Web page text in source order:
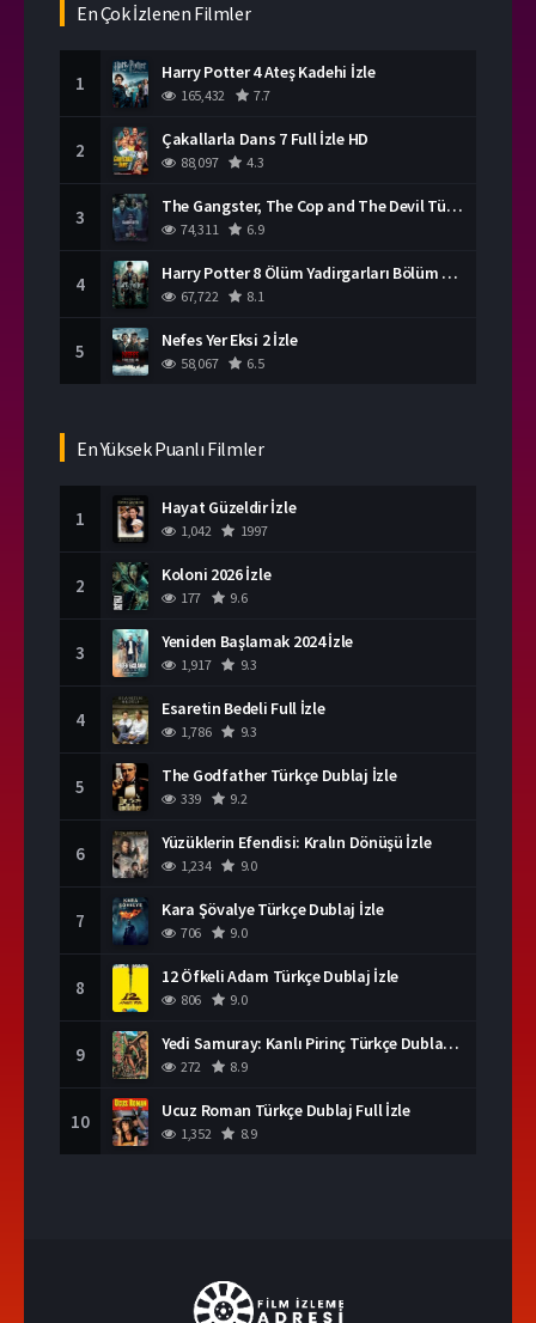
En Çok İzlenen Filmler
1 Harry Potter 4 Ateş Kadehi İzle
165,432 7.7
2 Çakallarla Dans 7 Full İzle HD
88,097 4.3
3 The Gangster, The Cop and The Devil Türkçe Dublaj İzle
74,311 6.9
4 Harry Potter 8 Ölüm Yadirgarları Bölüm 2 İzle
67,722 8.1
5 Nefes Yer Eksi 2 İzle
58,067 6.5
En Yüksek Puanlı Filmler
1 Hayat Güzeldir İzle
1,042 1997
2 Koloni 2026 İzle
177 9.6
3 Yeniden Başlamak 2024 İzle
1,917 9.3
4 Esaretin Bedeli Full İzle
1,786 9.3
5 The Godfather Türkçe Dublaj İzle
339 9.2
6 Yüzüklerin Efendisi: Kralın Dönüşü İzle
1,234 9.0
7 Kara Şövalye Türkçe Dublaj İzle
706 9.0
8 12 Öfkeli Adam Türkçe Dublaj İzle
806 9.0
9 Yedi Samuray: Kanlı Pirinç Türkçe Dublaj İzle
272 8.9
10 Ucuz Roman Türkçe Dublaj Full İzle
1,352 8.9